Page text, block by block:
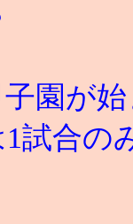
園が
試合の